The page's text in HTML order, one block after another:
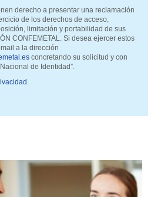
derecho a presentar una reclamación
de los derechos de acceso,
limitación y portabilidad de sus
CONFEMETAL. Si desea ejercer estos
a la dirección
concretando su solicitud y con
de Identidad”.